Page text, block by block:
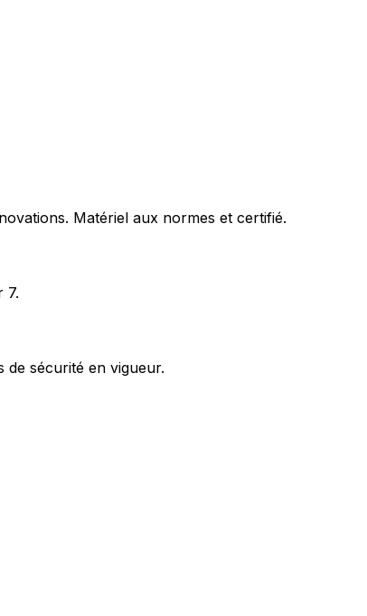
Matériel aux normes et certifié.
7.
de sécurité en vigueur.